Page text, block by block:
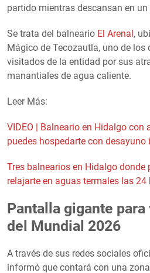
partido mientras descansan en
Se trata del balneario El Arenal,
Mágico de Tecozautla, uno de
visitados de la entidad por sus
manantiales de agua caliente.
Leer Más:
VIDEO | Balneario en Hidalgo con
puedes hospedarte con
Tres balnearios en Hidalgo donde
relajarte en aguas termales las 24
Pantalla gigante
del Mundial 2026
A través de sus redes sociales
informó que contará con una